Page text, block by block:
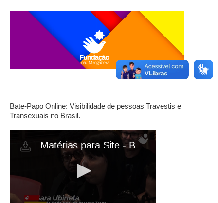
Bate-Papo Online: Visibilidade de pessoas Travestis e
Transexuais no Brasil.